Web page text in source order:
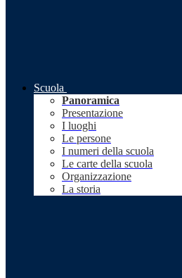
Scuola
Panoramica
Presentazione
I luoghi
Le persone
I numeri della scuola
Le carte della scuola
Organizzazione
La storia